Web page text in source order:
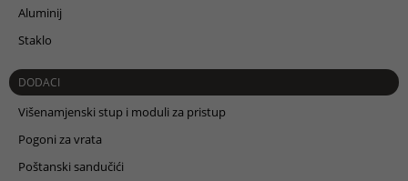
Aluminij
Staklo
DODACI
Višenamjenski stup i moduli za pristup
Pogoni za vrata
Poštanski sandučići